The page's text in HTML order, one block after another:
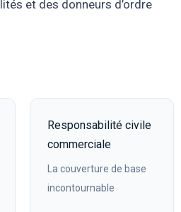
et des donneurs d’ordre
Responsabilité civile
commerciale
La couverture de base
incontournable